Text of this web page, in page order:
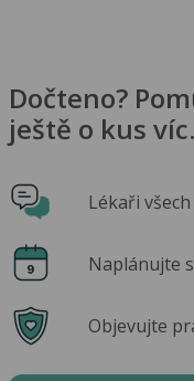
Dočteno?
ještě o kus víc.
Lékaři
Naplánujte
Objevujte